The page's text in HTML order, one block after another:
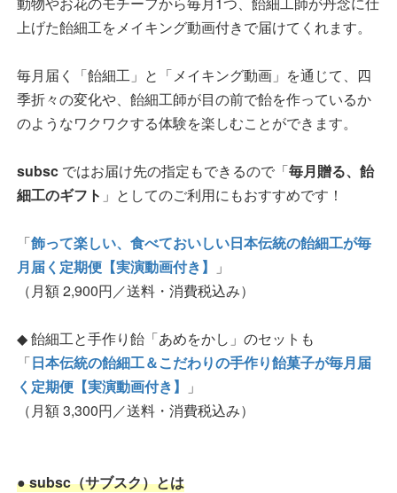
上げた飴細工をメイキング動画付きで届けてくれます。
毎月届く「飴細工」と「メイキング動画」を通じて、四
季折々の変化や、飴細工師が目の前で飴を作っているか
のようなワクワクする体験を楽しむことができます。
subsc ではお届け先の指定もできるので「毎月贈る、飴
細工のギフト 」としてのご利用にもおすすめです！
「飾って楽しい、食べておいしい日本伝統の飴細工が毎
月届く定期便【実演動画付き】
」
（月額 2,900円／送料・消費税込み）
◆ 飴細工と手作り飴「あめをかし」のセットも
「日本伝統の飴細工＆こだわりの手作り飴菓子が毎月届
く定期便【実演動画付き】
」
（月額 3,300円／送料・消費税込み）
● subsc（サブスク）とは